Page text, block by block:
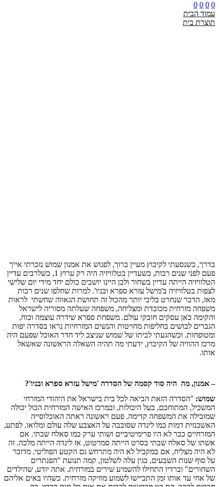
0
0
0
0
עמוד הבית
תוצרת בית
בדרך, כשנסעתי לקיבוץ מעיין ברוך, לפגוש את אמנון שמוש נזכרתי אייך
פעם לפני שנים רבות, כשעדיין בטלוויזיה היה רק ערוץ 1, כשלרבים עדיין
הטלוויזיה הייתה עדיין בשחור ולבן היינו יושבים כולם יחד מידי יום שלישי
לצפות בטלוויזיה ב'מישל עזרא ספרא ובניו'. למרות שחלפו שנים רבות
מאז, הדבר שנחרט בליבי יותר מהכול זה תחושת הגאווה שחשתי לראות
משפחה מזרחית מכובדת ומצליחה, משפחה שעלתה מסוריה לישראל
והקימה כאן עסקים חובקי עולם. משפחת ספרא שידרה עוצמה וכוח,
הגברים לבושים בחליפות מחויטות והנשים המזרחיות נראו בסדרה יפות
ומטופחות. וכשהגעתי לביתו של שמוש שניצב ליד חדר האוכל שפעם היה
מרכז ההוויה של הקיבוץ, ידעתי מה תהיה השאלה הראשונה שאשאל
אותו.
– אמנון, מה היה סוד קסמה של הסדרה 'מישל עזרא ספרא ובניו'?
שמוש: "הסדרה הזאת הביאה לכל בית בישראל את היהודי המזרחי
המשכיל, המתוחכם, בעל היכולות, ובמרכז האישה המזרחית הכול יכולה
שמובילה את המשפחה קדימה. פעם ראשונה ראתה האוכלוסייה
האשכנזית דמות כמו לינדה שסובבה על האצבע שלה עולם ומלואו. לפתע,
המזרחיים כבר לא היו פרימיטיביים ושותי ערק כמו סאלח שבתי. אם
אשתו של סאלח שבתי בסרט הייתה סמרטוט, אז לינדה הייתה מלכה. זה
לא היה מצליח, אם במקביל לא היה מתרחש גם הקטע הפוליטי. מדובר
על סוף שנות השבעים, בגין עלה לשלטון, קמה תנועת "הפנתרים
השחורים" וברדיו התחילו להשמיע שירים במזרחית. אתה יודע, שהילדים
של אחי עד אותו זמן התביישו לשמוע מוזיקה מזרחית. כשהיו באים אליהם